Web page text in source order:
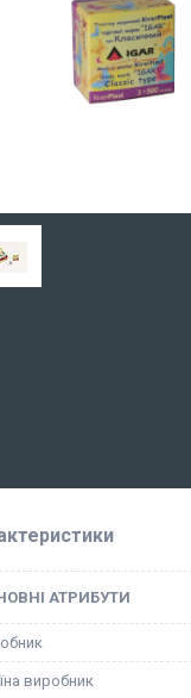
АТРИБУТИ
виробник